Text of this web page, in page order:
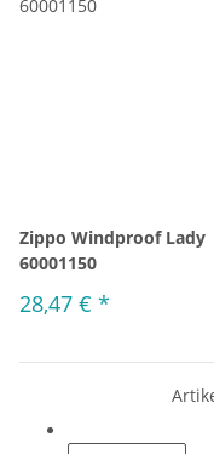
Zippo Windproof Lady
60001150
28,47 € *